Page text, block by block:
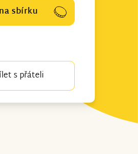
sbírku
s přáteli